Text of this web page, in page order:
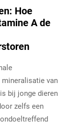
Hoe
A de
van
bij jonge dieren
zelfs een